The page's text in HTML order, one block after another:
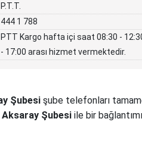
P.T.T.
444 1 788
PTT Kargo hafta içi saat 08:30 -
- 17:00 arası hizmet vermektedir.
Şubesi şube telefonları
Şubesi ile bir